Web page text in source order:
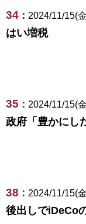
34 : 2024/11/15(
はい増税
35 : 2024/11/15(
政府「豊かにし
38 : 2024/11/15(
後出しでiDeCo